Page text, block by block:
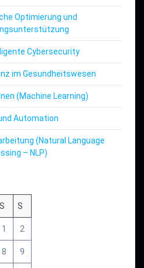
Optimierung und
Cybersecurity
im Gesundheitswesen
(Machine Learning)
Automation
(Natural Language
– NLP)
S S
1 2
8 9